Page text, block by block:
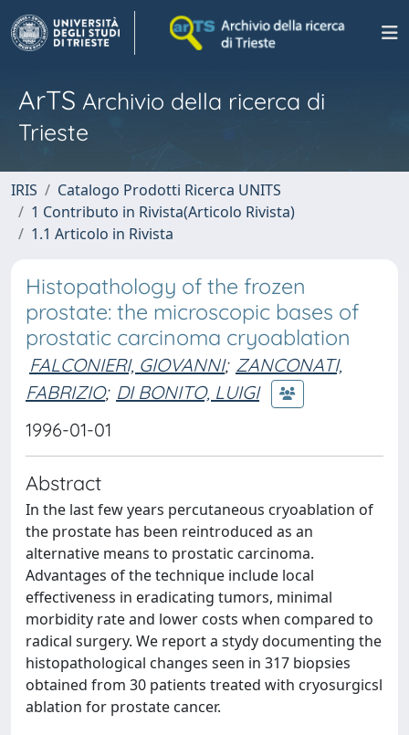
ArTS Archivio della ricerca di
Trieste
IRIS
Catalogo Prodotti Ricerca UNITS
1 Contributo in Rivista(Articolo Rivista)
1.1 Articolo in Rivista
Histopathology of the frozen
prostate: the microscopic bases of
prostatic carcinoma cryoablation
FALCONIERI, GIOVANNI; ZANCONATI,
FABRIZIO; DI BONITO, LUIGI
1996-01-01
Abstract
In the last few years percutaneous cryoablation of
the prostate has been reintroduced as an
alternative means to prostatic carcinoma.
Advantages of the technique include local
effectiveness in eradicating tumors, minimal
morbidity rate and lower costs when compared to
radical surgery. We report a stydy documenting the
histopathological changes seen in 317 biopsies
obtained from 30 patients treated with cryosurgicsl
ablation for prostate cancer.